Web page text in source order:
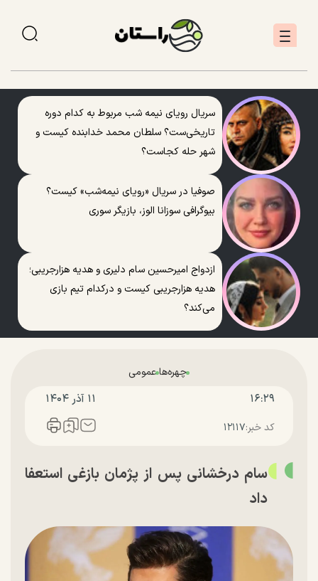
سریال رویای نیمه شب مربوط به کدام دوره
تاریخی‌ست؟ سلطان محمد خدابنده کیست و
شهر حله کجاست؟
صوفیا در سریال «رویای نیمه‌شب» کیست؟
بیوگرافی سوزانا الوز، بازیگر سوری
ازدواج امیرحسین سام دلیری و هدیه هزارجریبی؛
هدیه هزارجریبی کیست و درکدام تیم بازی
می‌کند؟
چهره‌هاعمومی
۱۶:۲۹ ۱۱ آذر ۱۴۰۴
کد خبر:۱۲۱۱۷
سام درخشانی پس از پژمان بازغی استعفا
داد